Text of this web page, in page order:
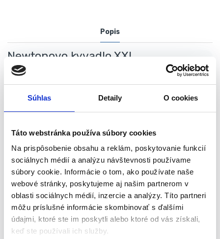
Súhlas Detaily O cookies
Táto webstránka používa súbory cookies
Na prispôsobenie obsahu a reklám, poskytovanie funkcií
sociálnych médií a analýzu návštevnosti používame
súbory cookie. Informácie o tom, ako používate naše
webové stránky, poskytujeme aj našim partnerom v
oblasti sociálnych médií, inzercie a analýzy. Títo partneri
môžu príslušné informácie skombinovať s ďalšími
údajmi, ktoré ste im poskytli alebo ktoré od vás získali,
keď ste používali ich služby.
Popis
Newtonovo kyvadlo XXL
Newtonovo kyvadlo je úžasný gadget ukazujúci fyzikálne zákony
stiahne a uvoľní, zasiahne ostatné a posledná loptička sa odrazí
takmer do rovnakej výšky. Zrážky loptičiek sú totiž elastické a ich
Technické špecifikácie:
Vyrobené z vysoko kvalitných materiálov
Ideálne ako darček
Môžu byť použité na ozdobenie pracovného stola v práci
alebo doma
Má estetický vzhľad
Má pevný základ